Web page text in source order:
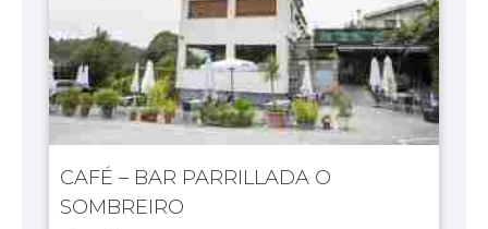
CAFÉ – BAR PARRILLADA O
SOMBREIRO